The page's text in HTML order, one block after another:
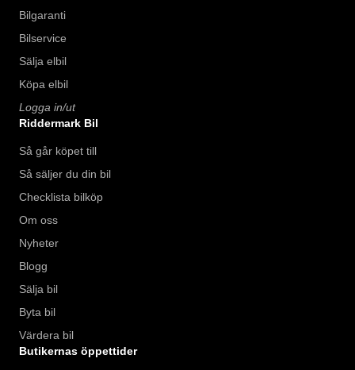
Bilgaranti
Bilservice
Sälja elbil
Köpa elbil
Logga in/ut
Riddermark Bil
Så går köpet till
Så säljer du din bil
Checklista bilköp
Om oss
Nyheter
Blogg
Sälja bil
Byta bil
Värdera bil
Butikernas öppettider